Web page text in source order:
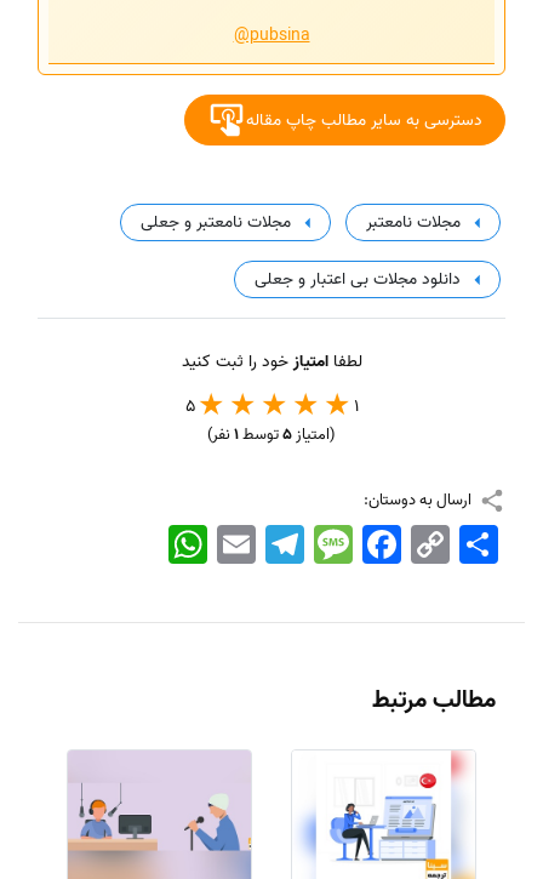
@pubsina
دسترسی به سایر مطالب چاپ مقاله
مجلات نامعتبر مجلات نامعتبر و جعلی
دانلود مجلات بی اعتبار و جعلی
لطفاامتیازخود را ثبت کنید
1
5
(امتیاز5توسط1نفر)
ارسال به دوستان:
WhatsApp EmailTelegramMessageFacebook Copy
Link
اشتراک
مطالب مرتبط